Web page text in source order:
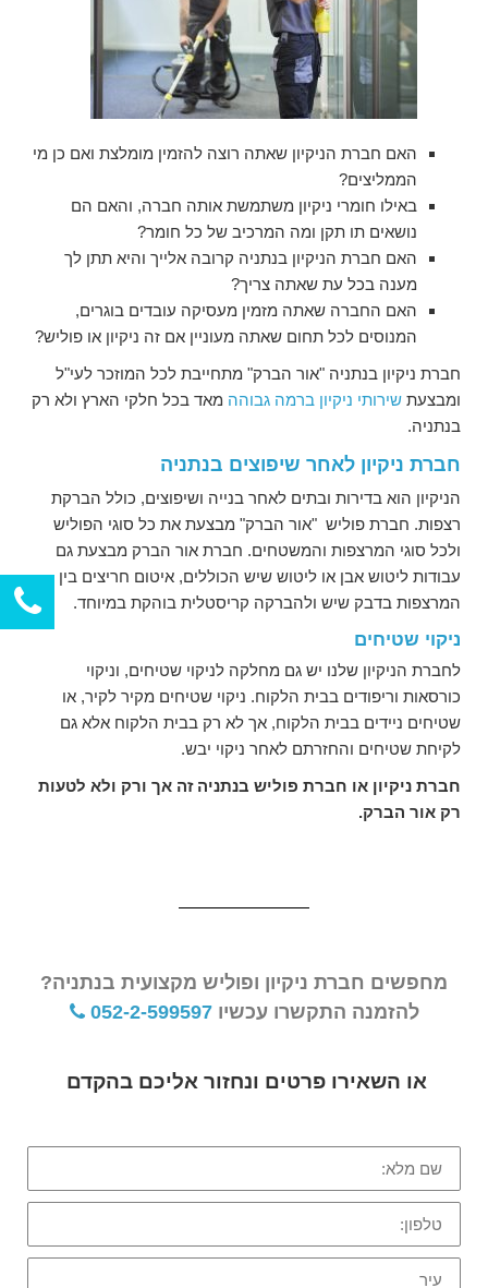
האם חברת הניקיון שאתה רוצה להזמין מומלצת ואם כן מי
הממליצים?
באילו חומרי ניקיון משתמשת אותה חברה, והאם הם
נושאים תו תקן ומה המרכיב של כל חומר?
האם חברת הניקיון בנתניה קרובה אלייך והיא תתן לך
מענה בכל עת שאתה צריך?
האם החברה שאתה מזמין מעסיקה עובדים בוגרים,
המנוסים לכל תחום שאתה מעוניין אם זה ניקיון או פוליש?
חברת ניקיון בנתניה "אור הברק" מתחייבת לכל המוזכר לעי"ל
ומבצעת שירותי ניקיון ברמה גבוהה מאד בכל חלקי הארץ ולא רק
בנתניה.
חברת ניקיון לאחר שיפוצים בנתניה
הניקיון הוא בדירות ובתים לאחר בנייה ושיפוצים, כולל הברקת
רצפות. חברת פוליש "אור הברק" מבצעת את כל סוגי הפוליש
ולכל סוגי המרצפות והמשטחים. חברת אור הברק מבצעת גם
עבודות ליטוש אבן או ליטוש שיש הכוללים, איטום חריצים בין
המרצפות בדבק שיש ולהברקה קריסטלית בוהקת במיוחד.
ניקוי שטיחים
לחברת הניקיון שלנו יש גם מחלקה לניקוי שטיחים, וניקוי
כורסאות וריפודים בבית הלקוח. ניקוי שטיחים מקיר לקיר, או
שטיחים ניידים בבית הלקוח, אך לא רק בבית הלקוח אלא גם
לקיחת שטיחים והחזרתם לאחר ניקוי יבש.
חברת ניקיון או חברת פוליש בנתניה זה אך ורק ולא לטעות
רק אור הברק.
מחפשים חברת ניקיון ופוליש מקצועית בנתניה?
להזמנה התקשרו עכשיו 052-2-599597
או השאירו פרטים ונחזור אליכם בהקדם
שם
מלא:
טלפון:
עיר